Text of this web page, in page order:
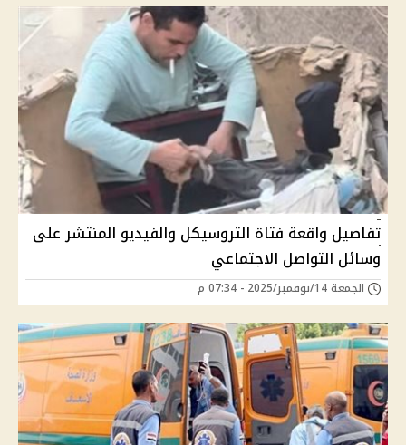
تفاصيل واقعة فتاة التروسيكل والفيديو المنتشر على
وسائل التواصل الاجتماعي
الجمعة 14/نوفمبر/2025 - 07:34 م